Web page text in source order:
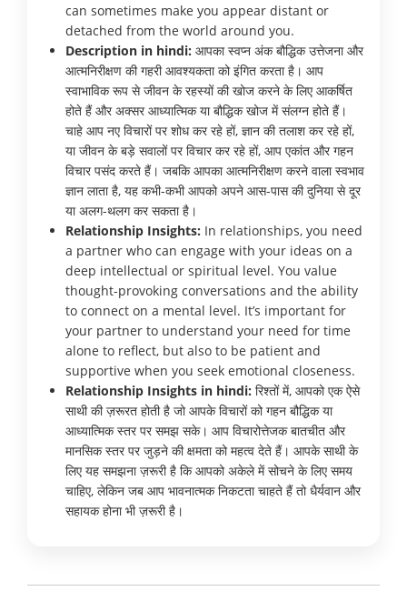
can sometimes make you appear distant or
detached from the world around you.
Description in hindi: आपका स्वप्न अंक बौद्धिक उत्तेजना और
आत्मनिरीक्षण की गहरी आवश्यकता को इंगित करता है। आप
स्वाभाविक रूप से जीवन के रहस्यों की खोज करने के लिए आकर्षित
होते हैं और अक्सर आध्यात्मिक या बौद्धिक खोज में संलग्न होते हैं।
चाहे आप नए विचारों पर शोध कर रहे हों, ज्ञान की तलाश कर रहे हों,
या जीवन के बड़े सवालों पर विचार कर रहे हों, आप एकांत और गहन
विचार पसंद करते हैं। जबकि आपका आत्मनिरीक्षण करने वाला स्वभाव
ज्ञान लाता है, यह कभी-कभी आपको अपने आस-पास की दुनिया से दूर
या अलग-थलग कर सकता है।
Relationship Insights: In relationships, you need
a partner who can engage with your ideas on a
deep intellectual or spiritual level. You value
thought-provoking conversations and the ability
to connect on a mental level. It’s important for
your partner to understand your need for time
alone to reflect, but also to be patient and
supportive when you seek emotional closeness.
Relationship Insights in hindi: रिश्तों में, आपको एक ऐसे
साथी की ज़रूरत होती है जो आपके विचारों को गहन बौद्धिक या
आध्यात्मिक स्तर पर समझ सके। आप विचारोत्तेजक बातचीत और
मानसिक स्तर पर जुड़ने की क्षमता को महत्व देते हैं। आपके साथी के
लिए यह समझना ज़रूरी है कि आपको अकेले में सोचने के लिए समय
चाहिए, लेकिन जब आप भावनात्मक निकटता चाहते हैं तो धैर्यवान और
सहायक होना भी ज़रूरी है।